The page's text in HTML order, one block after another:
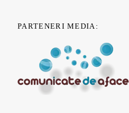
PARTENERI MEDIA: